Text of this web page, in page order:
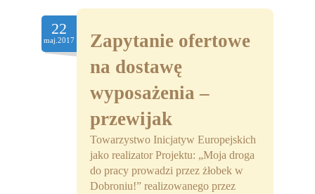
22
maj.2017
Zapytanie ofertowe
na dostawę
wyposażenia –
przewijak
Towarzystwo Inicjatyw Europejskich
jako realizator Projektu: „Moja droga
do pracy prowadzi przez żłobek w
Dobroniu!” realizowanego przez